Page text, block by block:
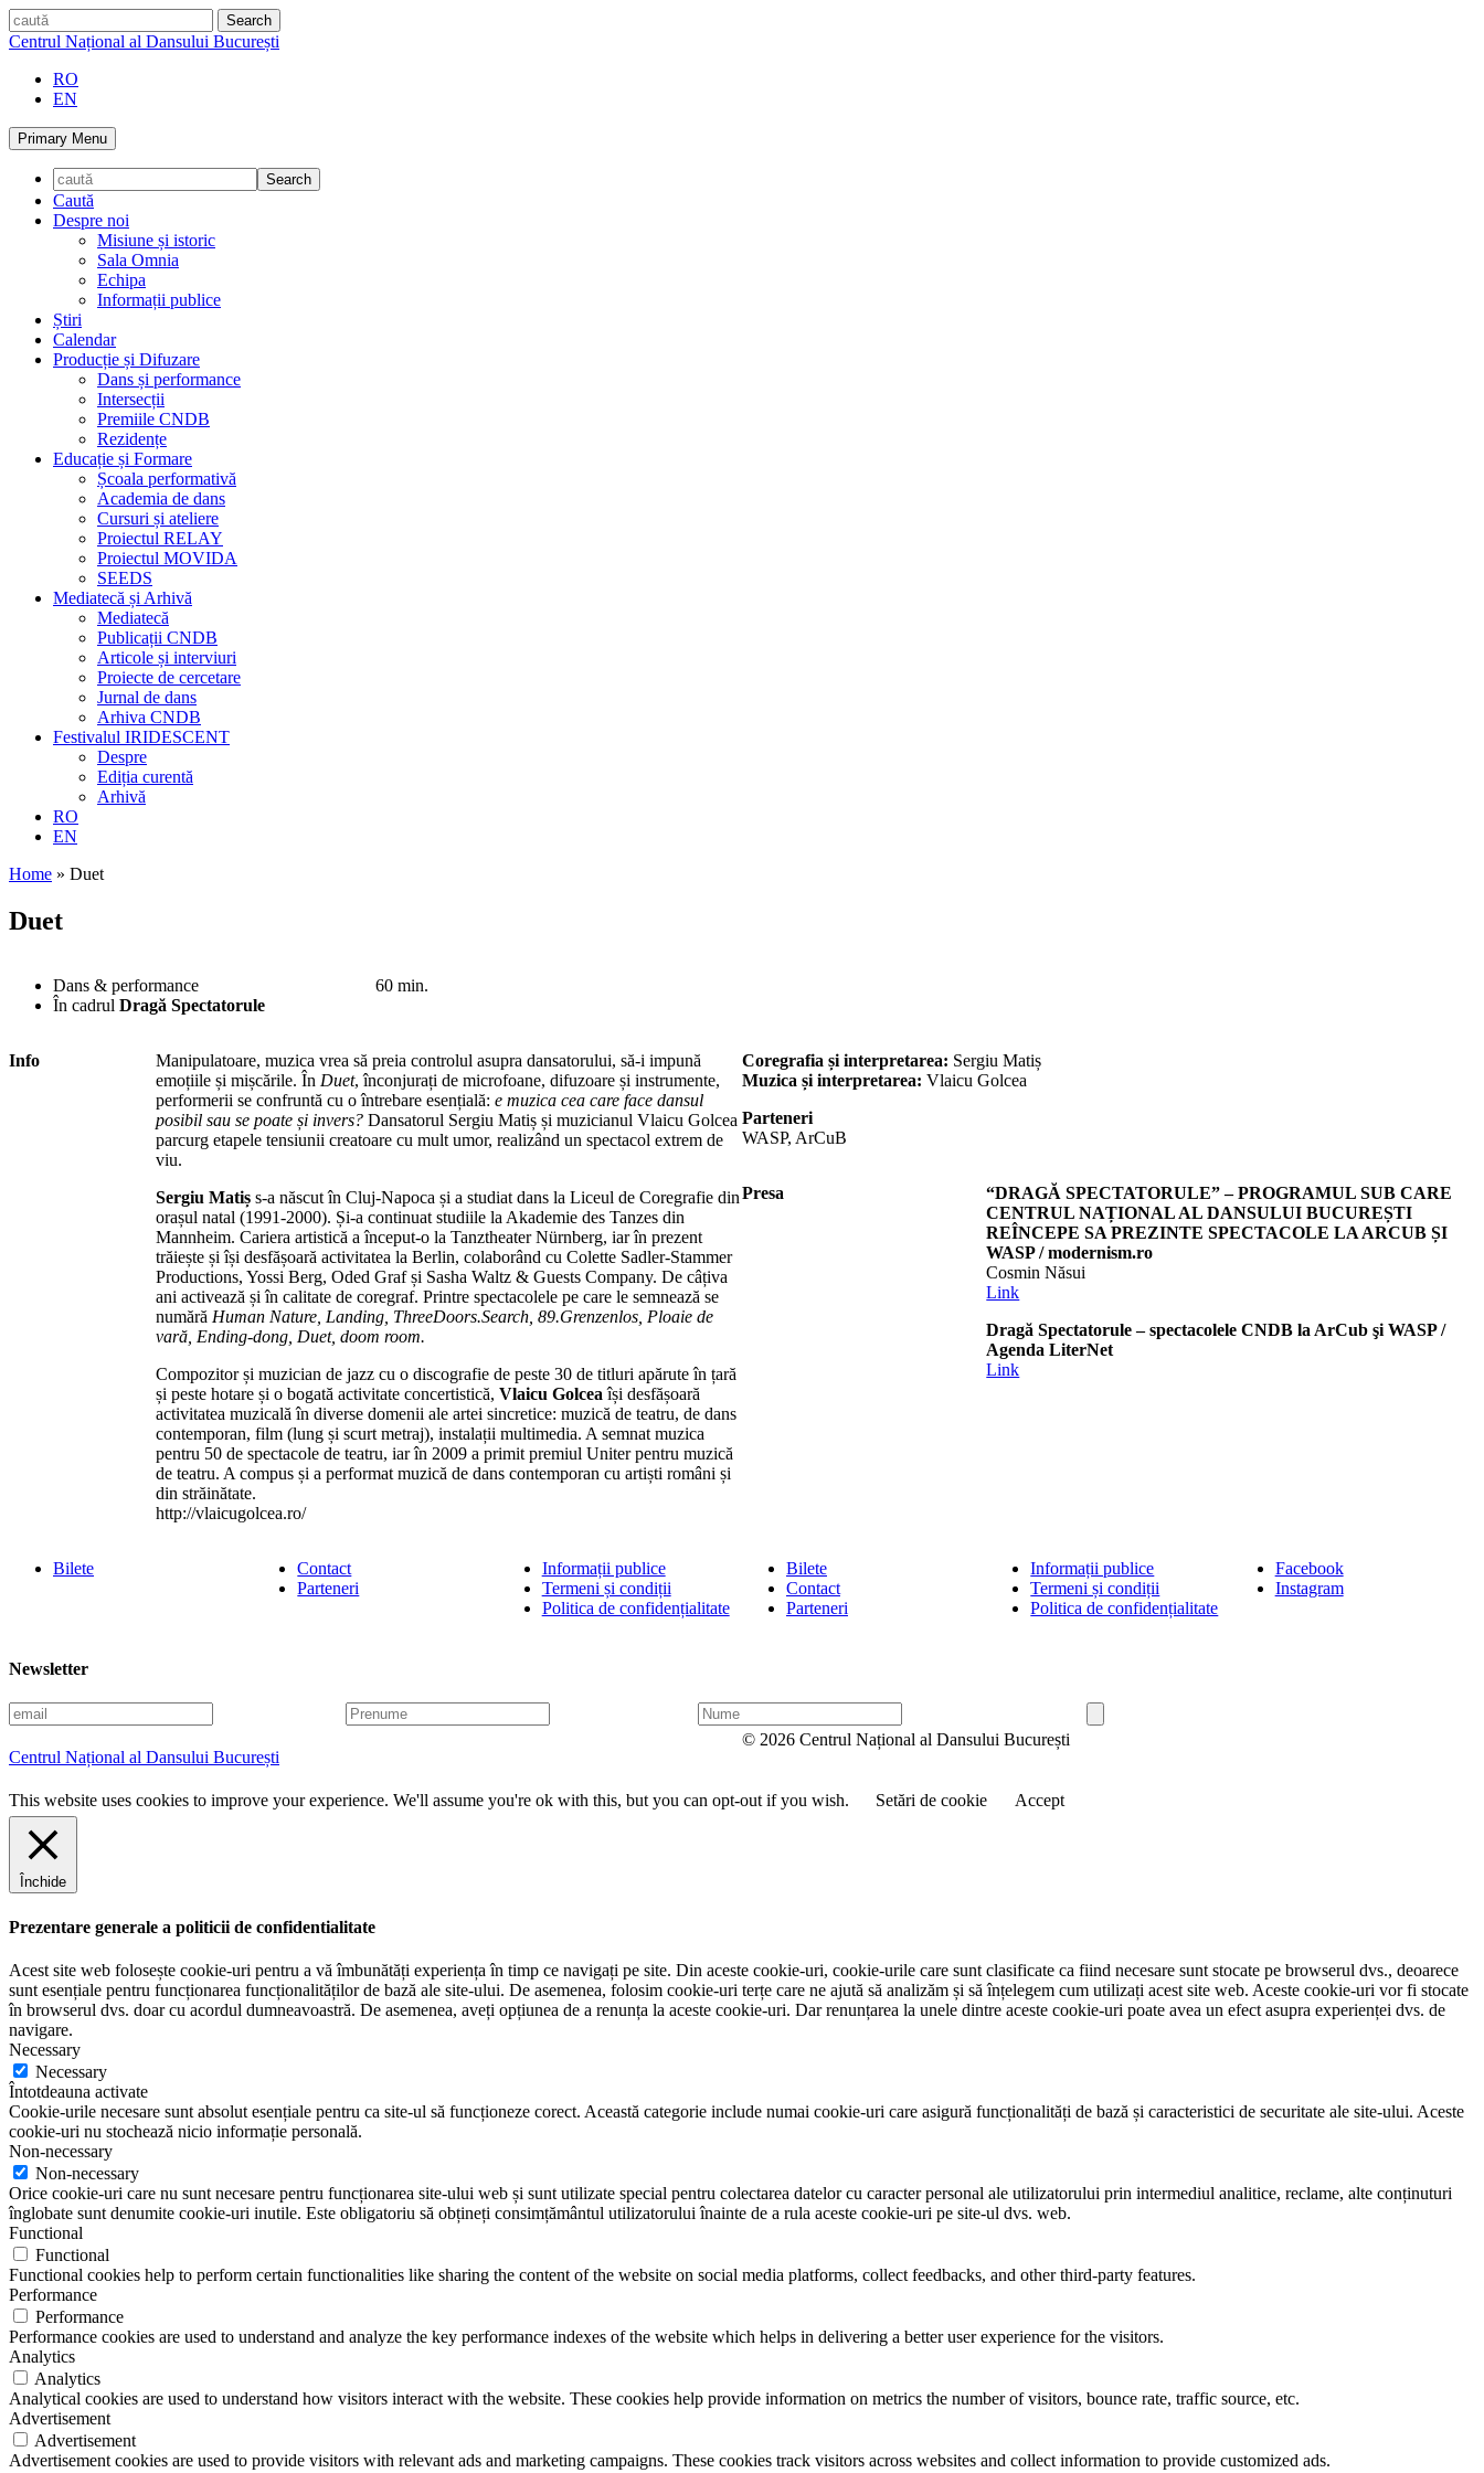
Skip
to
caută
Centrul Național al Dansului București
RO
EN
Primary Menu
Caută
Despre noi
Misiune și istoric
Sala Omnia
Echipa
Informații publice
Știri
Calendar
Producție și Difuzare
Dans și performance
Intersecții
Premiile CNDB
Rezidențe
Educație și Formare
Școala performativă
Academia de dans
Cursuri și ateliere
Proiectul RELAY
Proiectul MOVIDA
SEEDS
Mediatecă și Arhivă
Mediatecă
Publicații CNDB
Articole și interviuri
Proiecte de cercetare
Jurnal de dans
Arhiva CNDB
Festivalul IRIDESCENT
Despre
Ediția curentă
Arhivă
RO
EN
Home » Duet
Duet
Dans & performance
În cadrul Dragă Spectatorule
60 min.
Info
Manipulatoare, muzica vrea să preia controlul asupra dansatorului, să-i impună
emoțiile și mișcările. În Duet, înconjurați de microfoane, difuzoare și instrumente,
performerii se confruntă cu o întrebare esențială: e muzica cea care face dansul
posibil sau se poate și invers?Dansatorul Sergiu Matiș și muzicianul Vlaicu Golcea
parcurg etapele tensiunii creatoare cu mult umor, realizând un spectacol extrem de
viu.
Sergiu Matiș s-a născut în Cluj-Napoca și a studiat dans la Liceul de Coregrafie din
orașul natal (1991-2000). Și-a continuat studiile la Akademie des Tanzes din
Mannheim. Cariera artistică a început-o la Tanztheater Nürnberg, iar în prezent
trăiește și își desfășoară activitatea la Berlin, colaborând cu Colette Sadler-Stammer
Productions, Yossi Berg, Oded Graf și Sasha Waltz & Guests Company. De câțiva
ani activează și în calitate de coregraf. Printre spectacolele pe care le semnează se
numără Human Nature, Landing, ThreeDoors.Search, 89.Grenzenlos, Ploaie de
vară, Ending-dong, Duet, doom room.
Compozitor și muzician de jazz cu o discografie de peste 30 de titluri apărute în țară
și peste hotare și o bogată activitate concertistică, Vlaicu Golcea își desfășoară
activitatea muzicală în diverse domenii ale artei sincretice: muzică de teatru, de dans
contemporan, film (lung și scurt metraj), instalații multimedia. A semnat muzica
pentru 50 de spectacole de teatru, iar în 2009 a primit premiul Uniter pentru muzică
de teatru. A compus și a performat muzică de dans contemporan cu artiști români și
din străinătate.
http://vlaicugolcea.ro/
Coregrafia și interpretarea: Sergiu Matiș
Muzica și interpretarea: Vlaicu Golcea
Parteneri
WASP, ArCuB
Presa
“DRAGĂ SPECTATORULE” – PROGRAMUL SUB CARE
CENTRUL NAȚIONAL AL DANSULUI BUCUREȘTI
REÎNCEPE SA PREZINTE SPECTACOLE LA ARCUB ȘI
WASP / modernism.ro
Cosmin Năsui
Link
Dragă Spectatorule – spectacolele CNDB la ArCub şi WASP /
Agenda LiterNet
Link
Bilete
Contact
Parteneri
Informații publice
Termeni și condiții
Politica de confidențialitate
Bilete
Contact
Parteneri
Informații publice
Termeni și condiții
Politica de confidențialitate
Facebook
Instagram
Newsletter
E
m
a
i
l
P
r
u
m
N
u
Centrul Național al Dansului București
© 2026 Centrul Național al Dansului București
This website uses cookies to improve your experience. We'll assume you're ok with this, but you can opt-out if you wish. Setări de cookie Accept
Închide
Prezentare generale a politicii de confidentialitate
Acest site web folosește cookie-uri pentru a vă îmbunătăți experiența în timp ce navigați pe site. Din aceste cookie-uri, cookie-urile care sunt clasificate ca fiind necesare sunt stocate pe browserul dvs., deoarece
sunt esențiale pentru funcționarea funcționalităților de bază ale site-ului. De asemenea, folosim cookie-uri terțe care ne ajută să analizăm și să înțelegem cum utilizați acest site web. Aceste cookie-uri vor fi stocate
în browserul dvs. doar cu acordul dumneavoastră. De asemenea, aveți opțiunea de a renunța la aceste cookie-uri. Dar renunțarea la unele dintre aceste cookie-uri poate avea un efect asupra experienței dvs. de
navigare.
Necessary
Necessary
Întotdeauna activate
Cookie-urile necesare sunt absolut esențiale pentru ca site-ul să funcționeze corect. Această categorie include numai cookie-uri care asigură funcționalități de bază și caracteristici de securitate ale site-ului. Aceste
cookie-uri nu stochează nicio informație personală.
Non-necessary
Non-necessary
Orice cookie-uri care nu sunt necesare pentru funcționarea site-ului web și sunt utilizate special pentru colectarea datelor cu caracter personal ale utilizatorului prin intermediul analitice, reclame, alte conținuturi
înglobate sunt denumite cookie-uri inutile. Este obligatoriu să obțineți consimțământul utilizatorului înainte de a rula aceste cookie-uri pe site-ul dvs. web.
Functional
Functional
Functional cookies help to perform certain functionalities like sharing the content of the website on social media platforms, collect feedbacks, and other third-party features.
Performance
Performance
Performance cookies are used to understand and analyze the key performance indexes of the website which helps in delivering a better user experience for the visitors.
Analytics
Analytics
Analytical cookies are used to understand how visitors interact with the website. These cookies help provide information on metrics the number of visitors, bounce rate, traffic source, etc.
Advertisement
Advertisement
Advertisement cookies are used to provide visitors with relevant ads and marketing campaigns. These cookies track visitors across websites and collect information to provide customized ads.